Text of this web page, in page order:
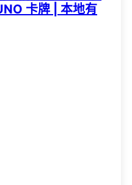
卡牌 | 本地有